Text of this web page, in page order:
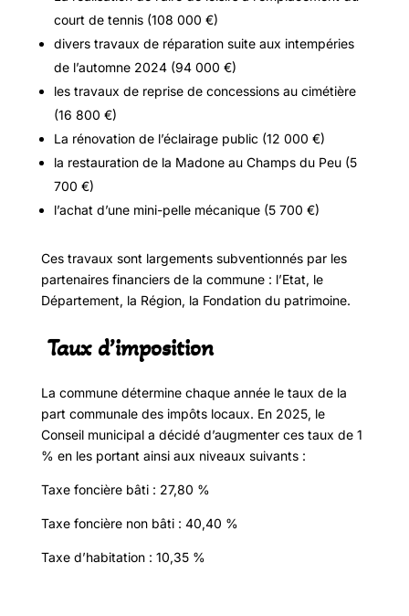
court de tennis (108 000 €)
divers travaux de réparation suite aux intempéries
de l’automne 2024 (94 000 €)
les travaux de reprise de concessions au cimétière
(16 800 €)
La rénovation de l’éclairage public (12 000 €)
la restauration de la Madone au Champs du Peu (5
700 €)
l’achat d’une mini-pelle mécanique (5 700 €)
Ces travaux sont largements subventionnés par les
partenaires financiers de la commune : l’Etat, le
Département, la Région, la Fondation du patrimoine.
Taux d’imposition
La commune détermine chaque année le taux de la
part communale des impôts locaux. En 2025, le
Conseil municipal a décidé d’augmenter ces taux de 1
% en les portant ainsi aux niveaux suivants :
Taxe foncière bâti : 27,80 %
Taxe foncière non bâti : 40,40 %
Taxe d’habitation : 10,35 %